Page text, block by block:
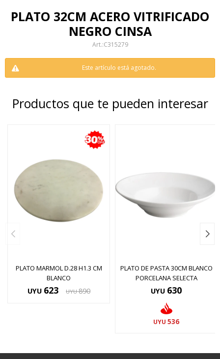
PLATO 32CM ACERO VITRIFICADO
NEGRO CINSA
C315279
Este artículo está agotado.
Productos que te pueden interesar
PLATO MARMOL D.28 H1.3 CM
BLANCO
UYU 623 UYU 890
PLATO DE PASTA 30CM BLANCO
PORCELANA SELECTA
UYU 630
UYU 536